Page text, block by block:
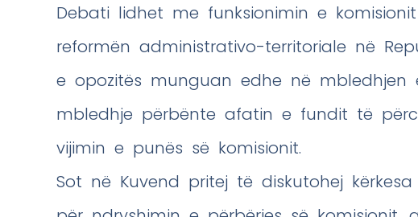
Debati lidhet me funksionimin e
reformën administrativo-territoriale në
e opozitës munguan edhe në mbledhjen
mbledhje përbënte afatin e fundit të
vijimin e punës së komisionit.
Sot në Kuvend pritej të diskutohej